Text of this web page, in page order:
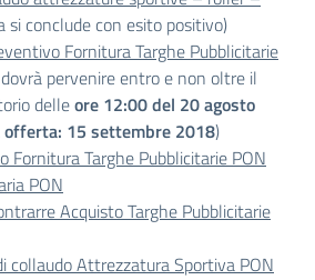
si conclude con esito positivo)
Fornitura Targhe Pubblicitarie
dovrà pervenire entro e non oltre il
delleore 12:00 del 20 agosto
15 settembre 2018)
Fornitura Targhe Pubblicitarie PON
PON
Acquisto Targhe Pubblicitarie
collaudo Attrezzatura Sportiva PON